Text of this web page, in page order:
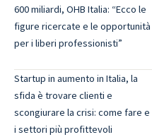
600 miliardi, OHB Italia: “Ecco le
figure ricercate e le opportunità
per i liberi professionisti”
Startup in aumento in Italia, la
sfida è trovare clienti e
scongiurare la crisi: come fare e
i settori più profittevoli